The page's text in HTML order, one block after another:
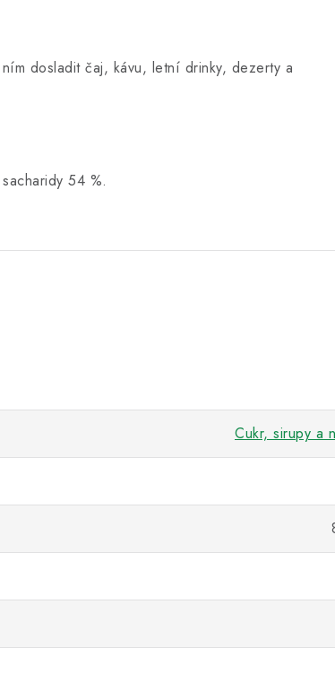
dosladit čaj, kávu, letní drinky, dezerty a
54 %.
Cukr, sirupy a